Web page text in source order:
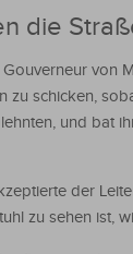
die
von
zu schicken,
und bat
der
zu sehen ist,